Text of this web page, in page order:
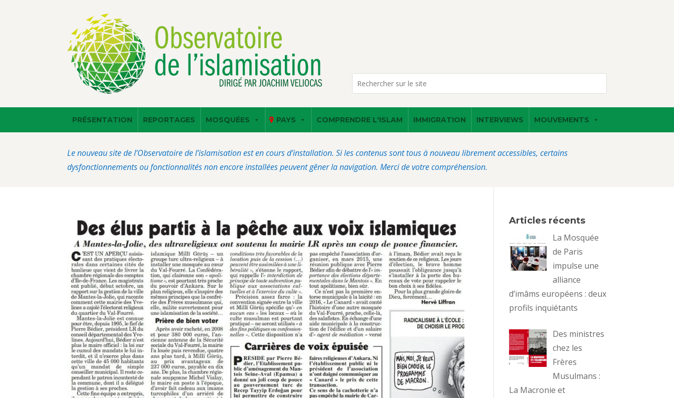
PRÉSENTATION REPORTAGES MOSQUÉES PAYS COMPRENDRE L'ISLAM IMMIGRATION INTERVIEWS MOUVEMENTS
Le nouveau site de l’Observatoire de l’islamisation est en cours d’installation. Si les contenus sont tous à nouveau librement accessibles, certains
dysfonctionnements ou fonctionnalités non encore installées peuvent gêner la navigation. Merci de votre compréhension.
Articles récents
La Mosquée
de Paris
impulse une
alliance
d’imâms européens : deux
profils inquiétants
Des ministres
chez les
Frères
Musulmans :
La Macronie et